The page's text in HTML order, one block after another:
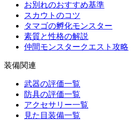
お別れのおすすめ基準
スカウトのコツ
タマゴの孵化モンスター
素質と性格の解説
仲間モンスタークエスト攻略
装備関連
武器の評価一覧
防具の評価一覧
アクセサリー一覧
見た目装備一覧